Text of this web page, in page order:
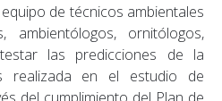
de técnicos ambientales
ambientólogos, ornitólogos,
las predicciones de la
realizada en el estudio de